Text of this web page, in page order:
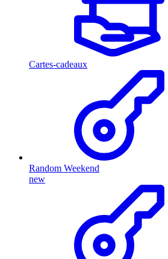
Cartes-cadeaux
Random Weekend
new